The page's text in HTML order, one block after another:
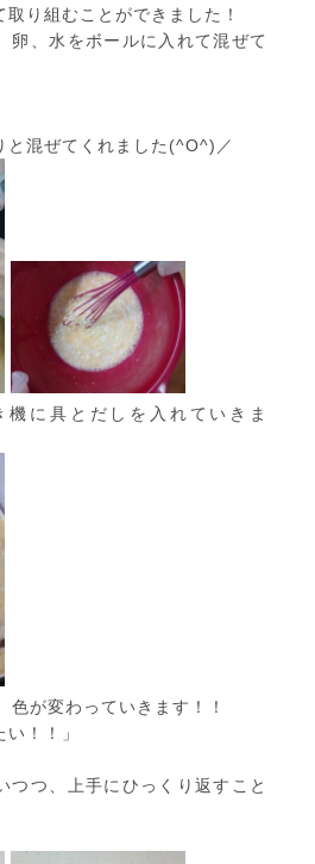
り組むことができました！
卵、水をボールに入れて混ぜて
と混ぜてくれました(^O^)／
機に具とだしを入れていきま
色が変わっていきます！！
！！」
つつ、上手にひっくり返すこと